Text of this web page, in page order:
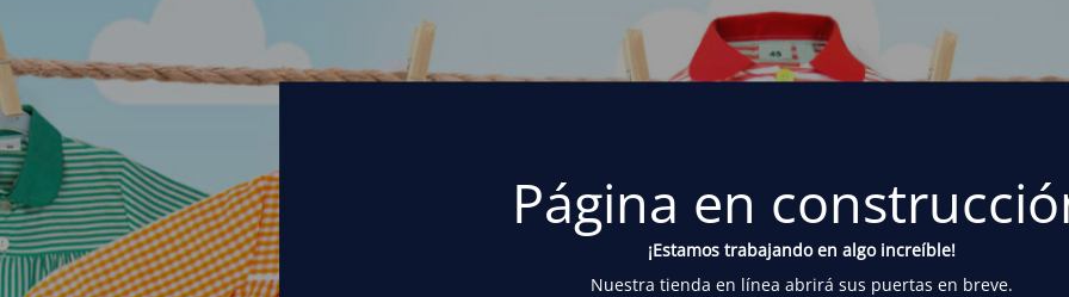
Página en
¡Estamos trabajando en algo increíble!
Nuestra tienda en línea abrirá sus puertas en breve.